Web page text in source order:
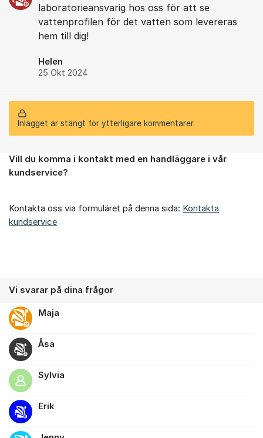
laboratorieansvarig hos oss för att se
vattenprofilen för det vatten som levereras
hem till dig!
Helen
25 Okt 2024
Inlägget är stängt för ytterligare kommentarer.
Om forumet
Vill du komma i kontakt med en handläggare i vår
kundservice?
Kontakta oss via formuläret på denna sida: Kontakta
kundservice
Vi svarar på dina frågor
Maja
Åsa
Sylvia
Erik